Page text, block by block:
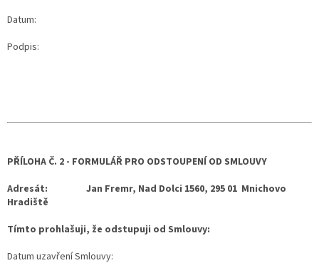
Datum:
Podpis:
PŘÍLOHA Č. 2 - FORMULÁŘ PRO ODSTOUPENÍ OD SMLOUVY
Adresát:
Jan Fremr, Nad Dolci 1560, 295 01 Mnichovo
Hradiště
Tímto prohlašuji, že odstupuji od Smlouvy:
Datum uzavření Smlouvy: